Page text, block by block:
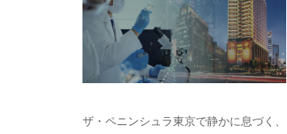
ザ・ペニンシュラ東京で静かに息づく、